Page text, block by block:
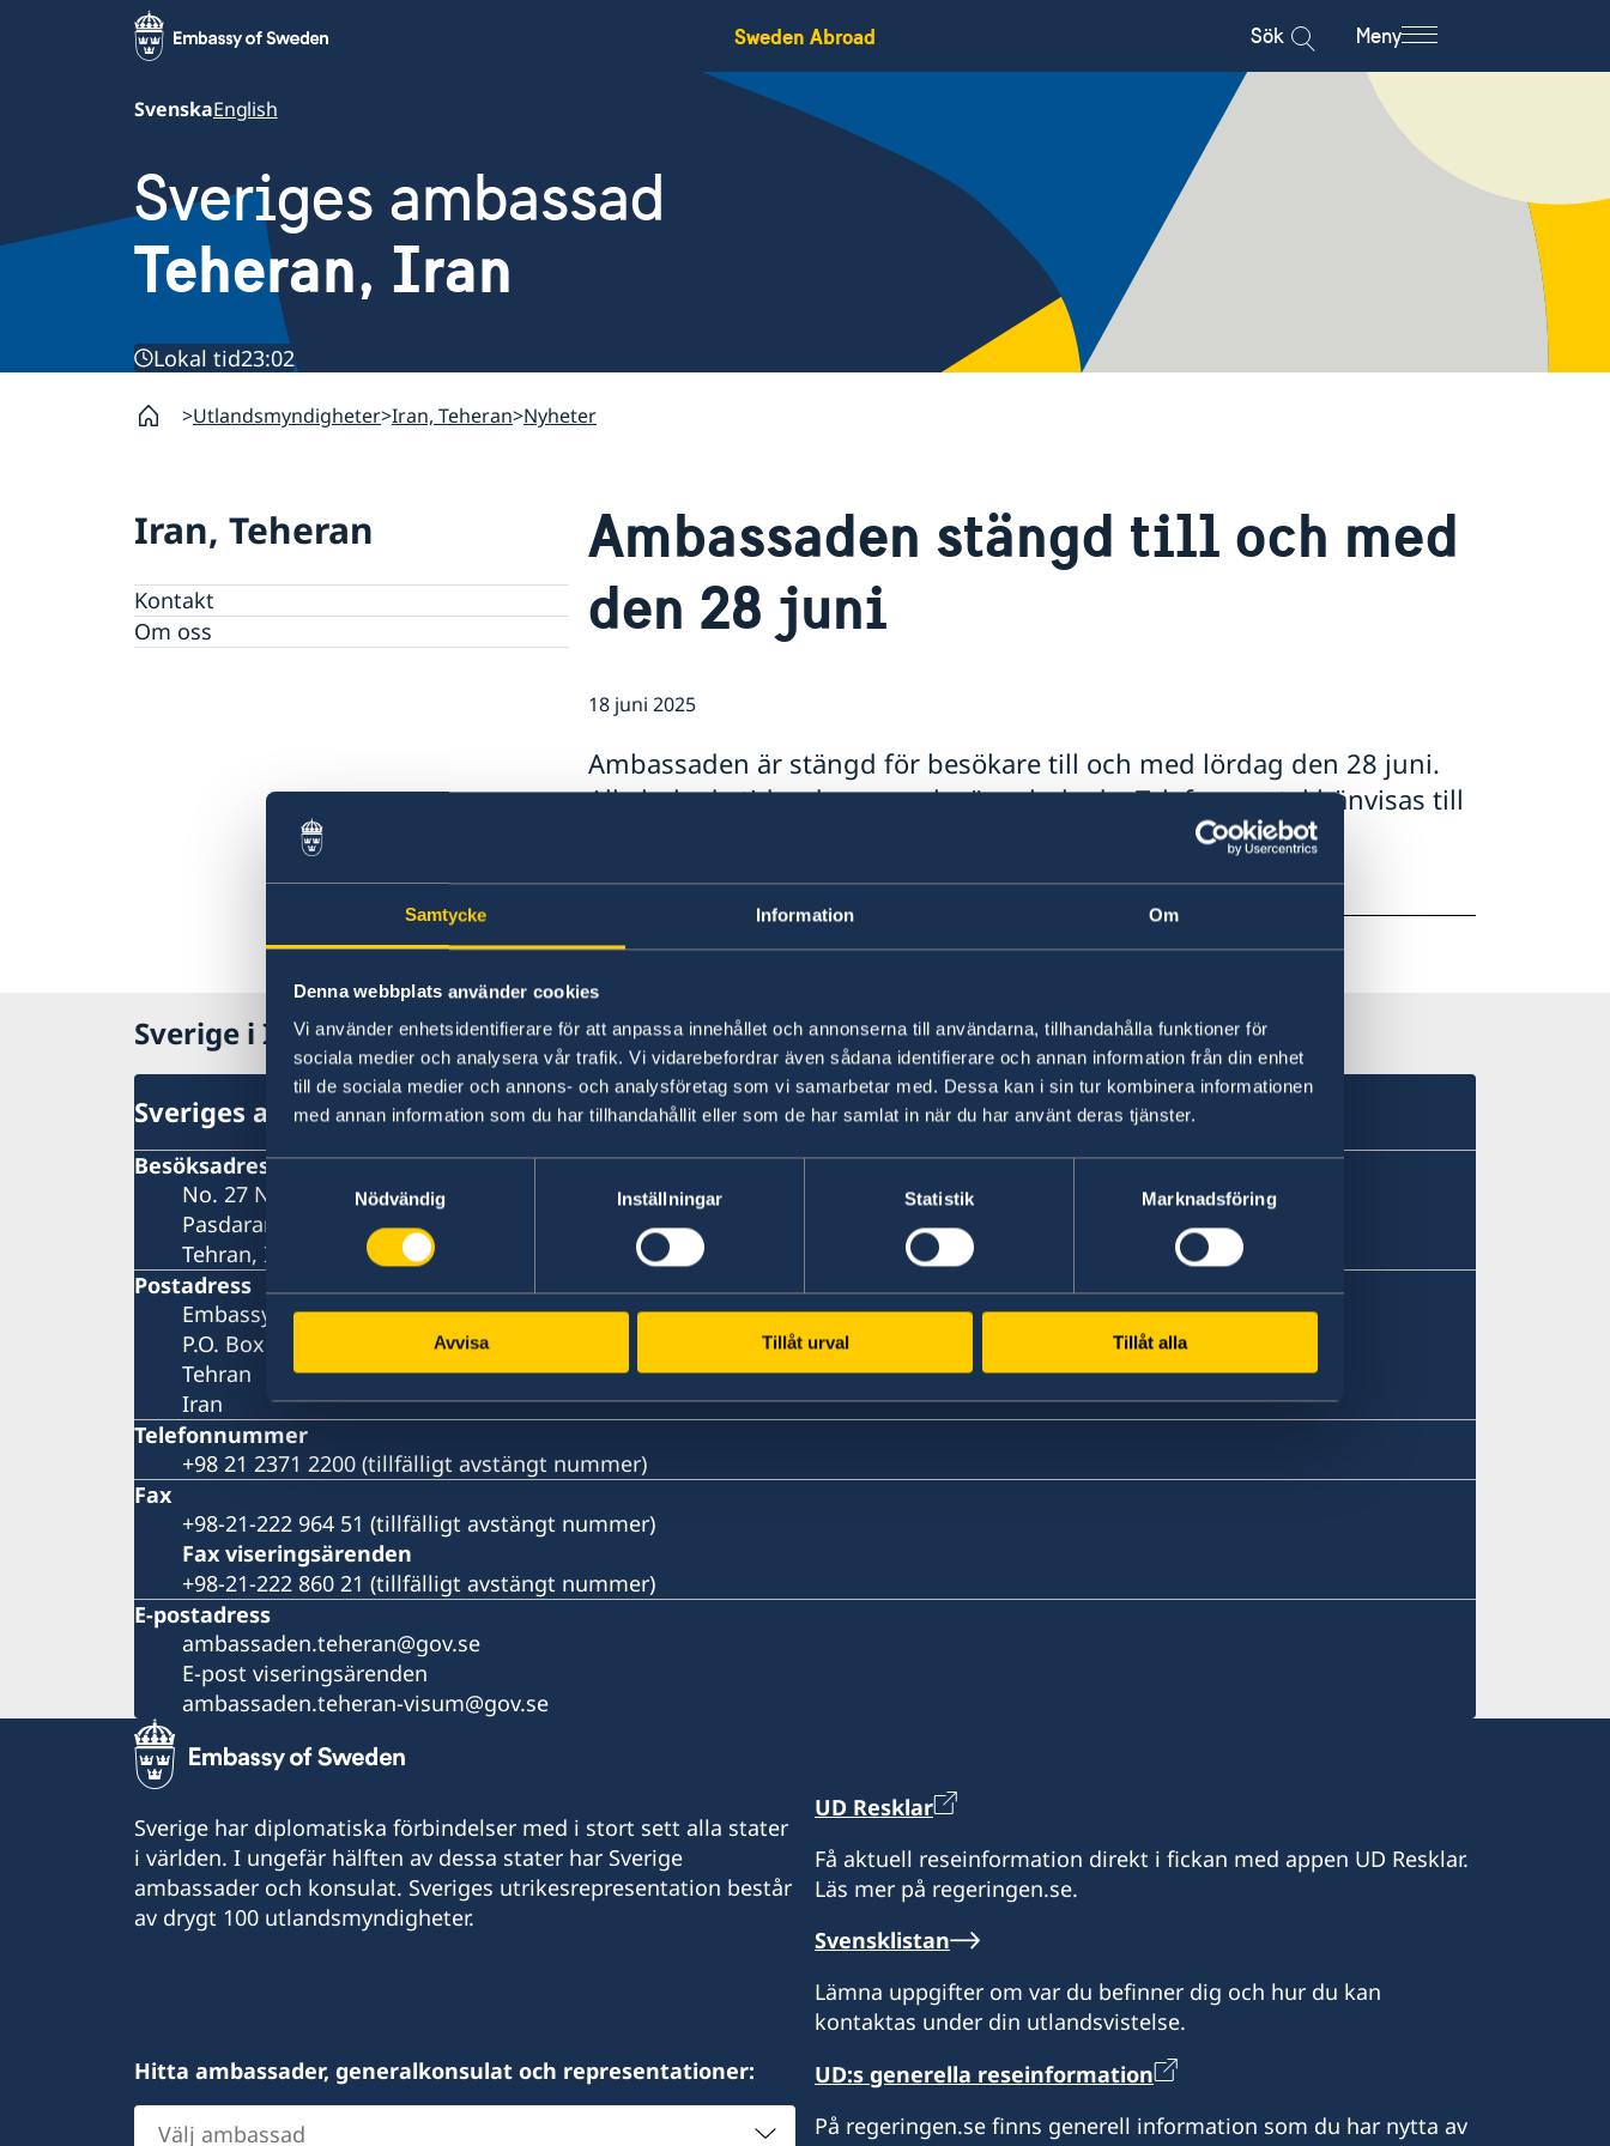
Samtycke Information Om
Denna webbplats använder cookies
Vi använder enhetsidentifierare för att anpassa innehållet och annonserna till användarna, tillhandahålla funktioner för
sociala medier och analysera vår trafik. Vi vidarebefordrar även sådana identifierare och annan information från din enhet
till de sociala medier och annons- och analysföretag som vi samarbetar med. Dessa kan i sin tur kombinera informationen
med annan information som du har tillhandahållit eller som de har samlat in när du har använt deras tjänster.
Samtyckesval
Nödvändig
Inställningar Statistik Marknadsföring
Avvisa Tillåt urval Tillåt alla
Sweden Abroad Sök Meny
SvenskaEnglish
Sveriges ambassad
Teheran, Iran
Lokal tid23:02
Utlandsmyndigheter Iran, Teheran Nyheter
Iran, Teheran
Kontakt
Om oss
Ambassaden stängd till och med
den 28 juni
18 juni 2025
Ambassaden är stängd för besökare till och med lördag den 28 juni.
Alla bokade tider denna vecka är avbokade. Telefonsamtal hänvisas till
UD-Jouren på +46 8 405 50 05. Frågor via e-post till ud-kc-
Sverige i Iran
Sveriges ambassad i Teheran
Besöksadress
No. 27 Nastaran St, Boostan St.
Pasdaran Ave.
Tehran, Iran
Postadress
Embassy of Sweden
P.O. Box 458
Tehran
Iran
Telefonnummer
+98 21 2371 2200 (tillfälligt avstängt nummer)
Fax
+98-21-222 964 51 (tillfälligt avstängt nummer)
Fax viseringsärenden
+98-21-222 860 21 (tillfälligt avstängt nummer)
E-postadress
ambassaden.teheran@gov.se
E-post viseringsärenden
ambassaden.teheran-visum@gov.se
Sverige har diplomatiska förbindelser med i stort sett alla stater
i världen. I ungefär hälften av dessa stater har Sverige
ambassader och konsulat. Sveriges utrikesrepresentation består
av drygt 100 utlandsmyndigheter.
Hitta ambassader, generalkonsulat och representationer:
Välj
UD Resklar
Få aktuell reseinformation direkt i fickan med appen UD Resklar.
Läs mer på regeringen.se.
Svensklistan
Lämna uppgifter om var du befinner dig och hur du kan
kontaktas under din utlandsvistelse.
UD:s generella reseinformation
På regeringen.se finns generell information som du har nytta av